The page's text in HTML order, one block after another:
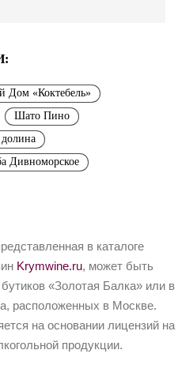
Дом «Коктебель»
Шато Пино
Дивноморское
в каталоге
Krymwine.ru, может быть
«Золотая Балка» или в
расположенных в Москве.
на основании лицензий на
продукции.